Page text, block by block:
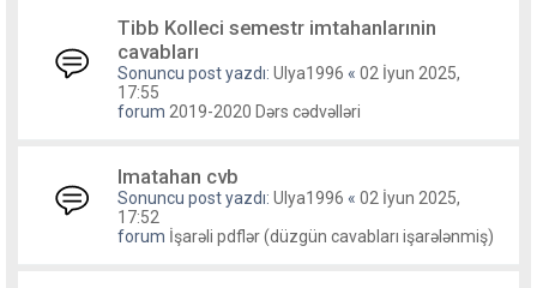
Tibb Kolleci semestr imtahanlarınin
cavabları
Sonuncu post yazdı: Ulya1996 « 02 İyun 2025,
17:55
forum 2019-2020 Dərs cədvəlləri
Imatahan cvb
Sonuncu post yazdı: Ulya1996 « 02 İyun 2025,
17:52
forum İşarəli pdflər (düzgün cavabları işarələnmiş)